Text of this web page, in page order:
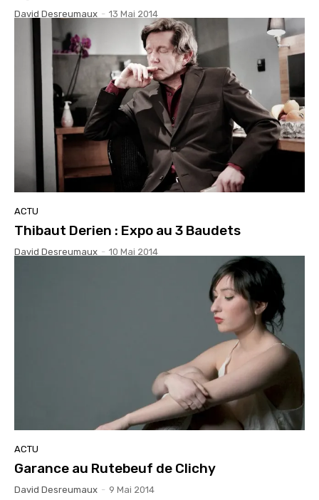
David Desreumaux - 13 Mai 2014
ACTU
Thibaut Derien : Expo au 3 Baudets
David Desreumaux - 10 Mai 2014
ACTU
Garance au Rutebeuf de Clichy
David Desreumaux - 9 Mai 2014